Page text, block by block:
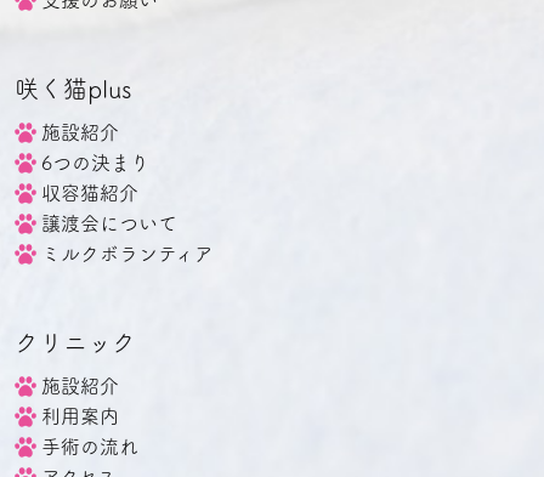
咲く猫plus
施設紹介
6つの決まり
収容猫紹介
譲渡会について
ミルクボランティア
クリニック
施設紹介
利用案内
手術の流れ